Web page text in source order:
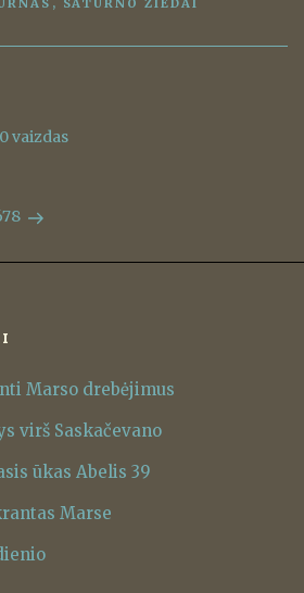
, SATURNO ŽIEDAI
vaizdas
Marso drebėjimus
virš Saskačevano
ūkas Abelis 39
Marse